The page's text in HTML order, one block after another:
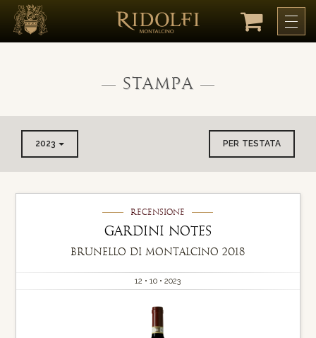
Stampa
2023 PER TESTATA
Recensione
Gardini Notes
Brunello di Montalcino 2018
12 • 10 • 2023